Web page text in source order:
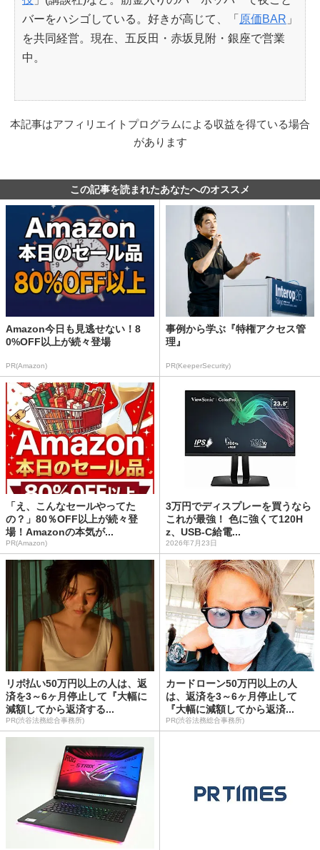
バーをハシゴしている。好きが高じて、「 原価BAR 」
を共同経営。現在、五反田・赤坂見附・銀座で営業
中。
本記事はアフィリエイトプログラムによる収益を得ている場合
があります
この記事を読まれたあなたへのオススメ
Amazon今日も見逃せない！8
0%OFF以上が続々登場
PR(Amazon)
事例から学ぶ『特権アクセス管
理』
PR(KeeperSecurity)
「え、こんなセールやってた
の？」80％OFF以上が続々登
場！Amazonの本気が...
PR(Amazon)
3万円でディスプレーを買うなら
これが最強！ 色に強くて120H
z、USB-C給電...
2026年7月23日
リボ払い50万円以上の人は、返
済を3～6ヶ月停止して『大幅に
減額してから返済する...
PR(渋谷法務総合事務所)
カードローン50万円以上の人
は、返済を3～6ヶ月停止して
『大幅に減額してから返済...
PR(渋谷法務総合事務所)